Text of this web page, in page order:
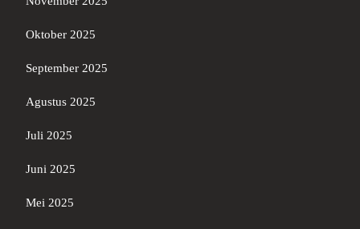
Oktober 2025
September 2025
Agustus 2025
Juli 2025
Juni 2025
Mei 2025